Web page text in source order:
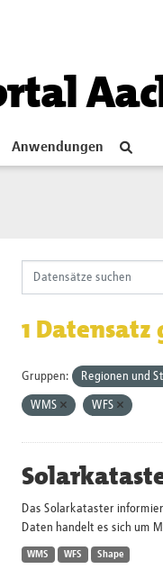
Anwendungen
1
Gruppen: Regionen und
WMS WFS
Das Solarkataster
Daten handelt es sich um
WMS WFS Shape